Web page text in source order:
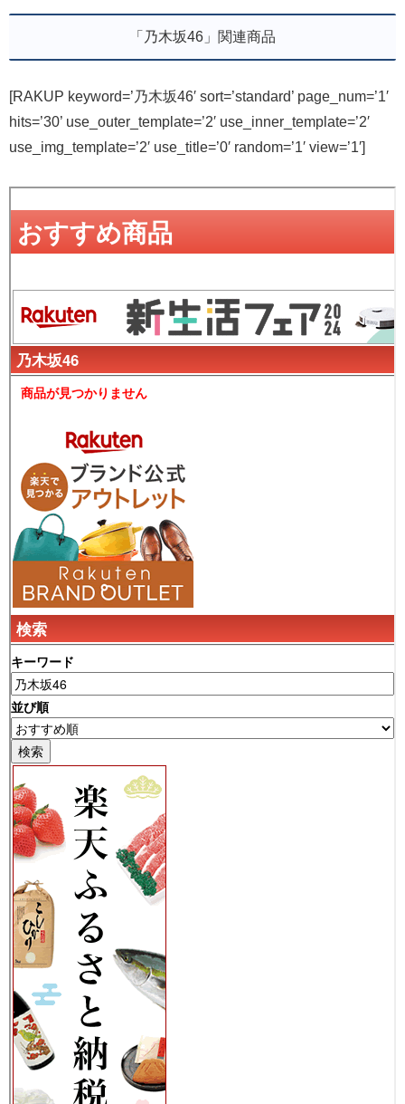
「乃木坂46」関連商品
[RAKUP keyword=’乃木坂46′ sort=’standard’ page_num=’1′
hits=’30’ use_outer_template=’2′ use_inner_template=’2′
use_img_template=’2′ use_title=’0′ random=’1′ view=’1′]